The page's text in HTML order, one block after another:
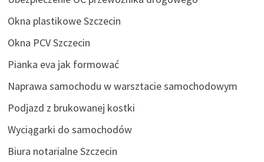
Okna plastikowe Szczecin
Okna PCV Szczecin
Pianka eva jak formować
Naprawa samochodu w warsztacie samochodowym
Podjazd z brukowanej kostki
Wyciągarki do samochodów
Biura notarialne Szczecin